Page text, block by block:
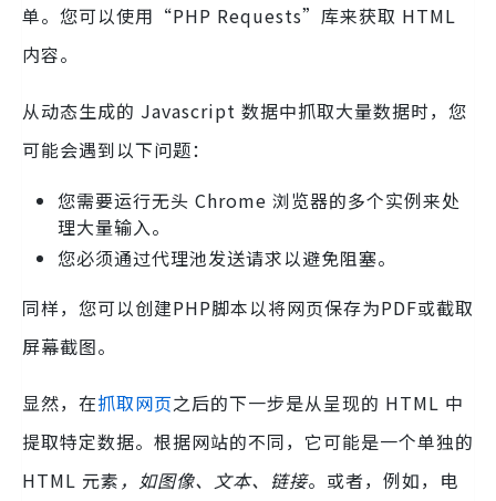
单。您可以使用“PHP Requests”库来获取 HTML
内容。
从动态生成的 Javascript 数据中抓取大量数据时，您
可能会遇到以下问题：
您需要运行无头 Chrome 浏览器的多个实例来处
理大量输入。
您必须通过代理池发送请求以避免阻塞。
同样，您可以创建PHP脚本以将网页保存为PDF或截取
屏幕截图。
显然，在抓取网页之后的下一步是从呈现的 HTML 中
提取特定数据。根据网站的不同，它可能是一个单独的
HTML 元素 ，如图像、文本、链接。或者，例如，电